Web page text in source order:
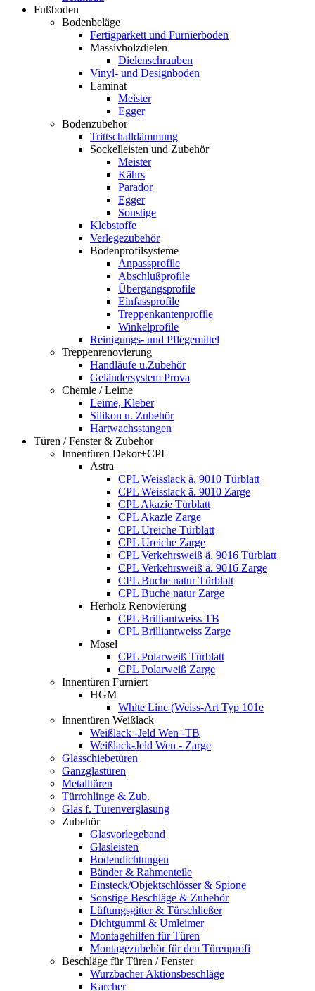
Fußboden
Bodenbeläge
Fertigparkett und Furnierboden
Massivholzdielen
Dielenschrauben
Vinyl- und Designboden
Laminat
Meister
Egger
Bodenzubehör
Trittschalldämmung
Sockelleisten und Zubehör
Meister
Kährs
Parador
Egger
Sonstige
Klebstoffe
Verlegezubehör
Bodenprofilsysteme
Anpassprofile
Abschlußprofile
Übergangsprofile
Einfassprofile
Treppenkantenprofile
Winkelprofile
Reinigungs- und Pflegemittel
Treppenrenovierung
Handläufe u.Zubehör
Geländersystem Prova
Chemie / Leime
Leime, Kleber
Silikon u. Zubehör
Hartwachsstangen
Türen / Fenster & Zubehör
Innentüren Dekor+CPL
Astra
CPL Weisslack ä. 9010 Türblatt
CPL Weisslack ä. 9010 Zarge
CPL Akazie Türblatt
CPL Akazie Zarge
CPL Ureiche Türblatt
CPL Ureiche Zarge
CPL Verkehrsweiß ä. 9016 Türblatt
CPL Verkehrsweiß ä. 9016 Zarge
CPL Buche natur Türblatt
CPL Buche natur Zarge
Herholz Renovierung
CPL Brilliantweiss TB
CPL Brilliantweiss Zarge
Mosel
CPL Polarweiß Türblatt
CPL Polarweiß Zarge
Innentüren Furniert
HGM
White Line (Weiss-Art Typ 101e
Innentüren Weißlack
Weißlack -Jeld Wen -TB
Weißlack-Jeld Wen - Zarge
Glasschiebetüren
Ganzglastüren
Metalltüren
Türrohlinge & Zub.
Glas f. Türenverglasung
Zubehör
Glasvorlegeband
Glasleisten
Bodendichtungen
Bänder & Rahmenteile
Einsteck/Objektschlösser & Spione
Sonstige Beschläge & Zubehör
Lüftungsgitter & Türschließer
Dichtgummi & Umleimer
Montagehilfen für Türen
Montagezubehör für den Türenprofi
Beschläge für Türen / Fenster
Wurzbacher Aktionsbeschläge
Karcher